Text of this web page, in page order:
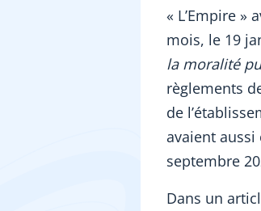
« L’Empire »
mois, le 19
la moralité
règlements
de
avaient
septembre
Dans un